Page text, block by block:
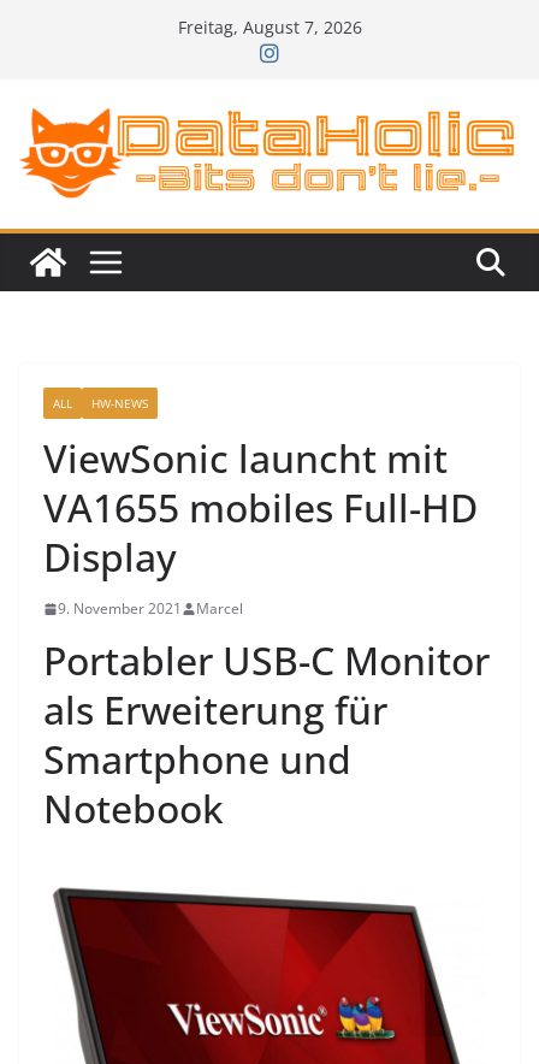
Freitag, August 7, 2026
ALL HW-NEWS
ViewSonic launcht mit
VA1655 mobiles Full-HD
Display
9. November 2021 Marcel
Portabler USB-C Monitor
als Erweiterung für
Smartphone und
Notebook